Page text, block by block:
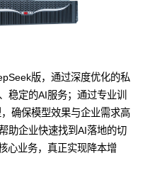
版，通过深度优化的私
稳定的AI服务；通过专业训
确保模型效果与企业需求高
助企业快速找到AI落地的切
心业务，真正实现降本增